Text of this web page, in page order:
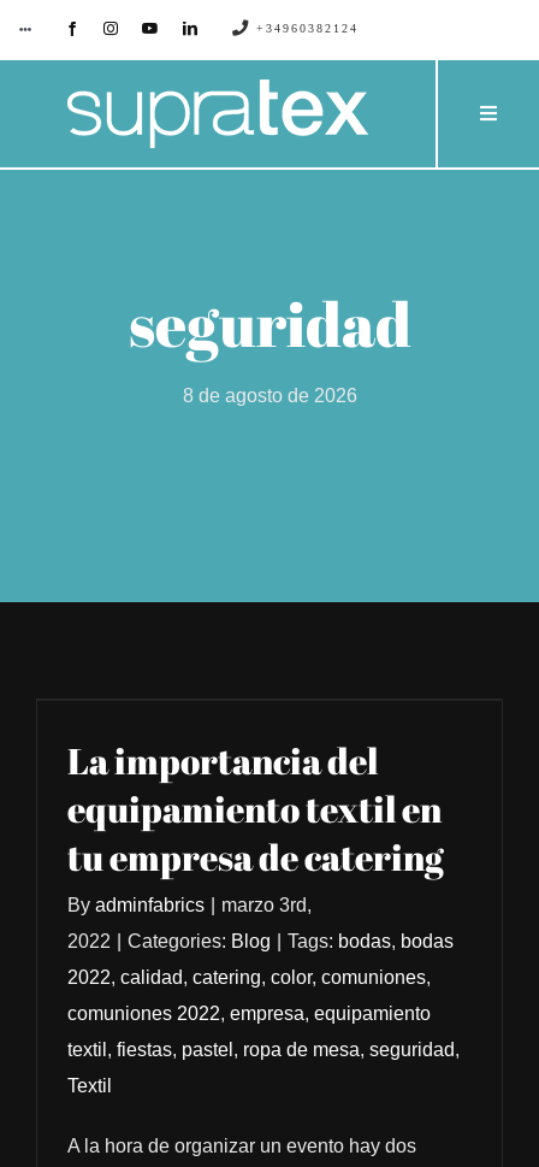
contenido
Toggle
SUPRATEX
EMPRESA
+34960382124
Toggle
seguridad
8 de agosto de 2026
La importancia del
equipamiento textil en
tu empresa de catering
By adminfabrics
marzo 3rd,
2022
Categories: Blog Tags: bodas, bodas
2022, calidad, catering, color, comuniones,
comuniones 2022, empresa, equipamiento
textil , fiestas, pastel , ropa de mesa, seguridad,
Textil
A la hora de organizar un evento hay dos